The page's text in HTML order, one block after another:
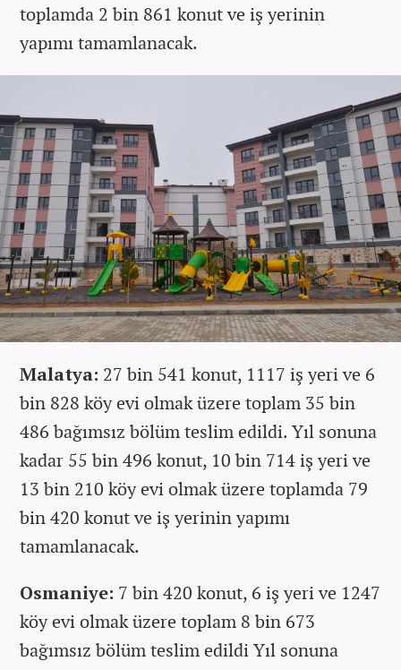
toplamda 2 bin 861 konut ve iş yerinin
yapımı tamamlanacak.
Malatya: 27 bin 541 konut, 1117 iş yeri ve 6
bin 828 köy evi olmak üzere toplam 35 bin
486 bağımsız bölüm teslim edildi. Yıl sonuna
kadar 55 bin 496 konut, 10 bin 714 iş yeri ve
13 bin 210 köy evi olmak üzere toplamda 79
bin 420 konut ve iş yerinin yapımı
tamamlanacak.
Osmaniye: 7 bin 420 konut, 6 iş yeri ve 1247
köy evi olmak üzere toplam 8 bin 673
bağımsız bölüm teslim edildi Yıl sonuna